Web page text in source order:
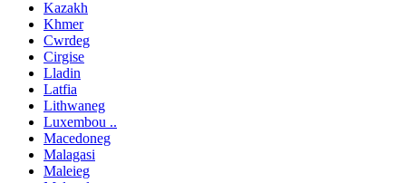
Kazakh
Khmer
Cwrdeg
Cirgise
Lladin
Latfia
Lithwaneg
Luxembou ..
Macedoneg
Malagasi
Maleieg